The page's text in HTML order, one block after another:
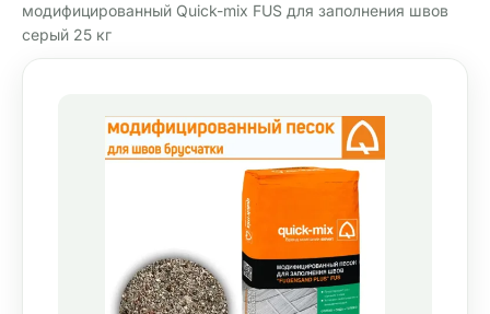
модифицированный Quick-mix FUS для заполнения швов
серый 25 кг